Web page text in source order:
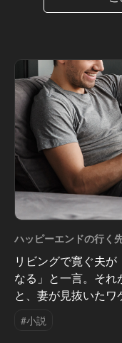
ハッピーエンドの行く
リビングで寛ぐ夫が
なる」と一言。それ
と、妻が見抜いたワ
#小説